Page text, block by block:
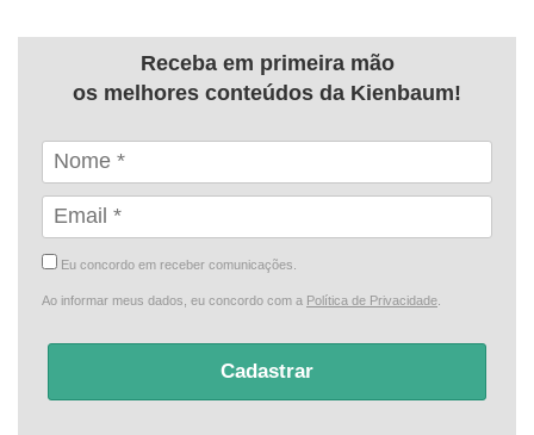
Receba em primeira mão
os melhores conteúdos da Kienbaum!
Eu concordo em receber comunicações.
Ao informar meus dados, eu concordo com a Política de Privacidade
Cadastrar